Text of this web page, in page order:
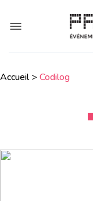
Accueil> Codilog